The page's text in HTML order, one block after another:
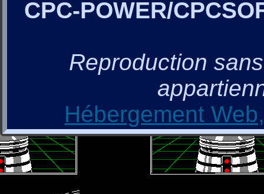
CPC-POWER/
Reproduction
Hébergement